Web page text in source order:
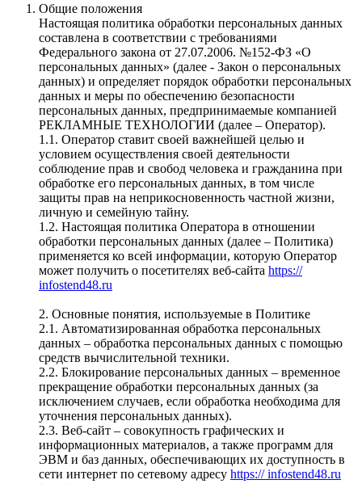
Общие положения
Настоящая политика обработки персональных данных
составлена в соответствии с требованиями
Федерального закона от 27.07.2006. №152-ФЗ «О
персональных данных» (далее - Закон о персональных
данных) и определяет порядок обработки персональных
данных и меры по обеспечению безопасности
персональных данных, предпринимаемые компанией
РЕКЛАМНЫЕ ТЕХНОЛОГИИ (далее – Оператор).
1.1. Оператор ставит своей важнейшей целью и
условием осуществления своей деятельности
соблюдение прав и свобод человека и гражданина при
обработке его персональных данных, в том числе
защиты прав на неприкосновенность частной жизни,
личную и семейную тайну.
1.2. Настоящая политика Оператора в отношении
обработки персональных данных (далее – Политика)
применяется ко всей информации, которую Оператор
может получить о посетителях веб-сайта https://
infostend48.ru
2. Основные понятия, используемые в Политике
2.1. Автоматизированная обработка персональных
данных – обработка персональных данных с помощью
средств вычислительной техники.
2.2. Блокирование персональных данных – временное
прекращение обработки персональных данных (за
исключением случаев, если обработка необходима для
уточнения персональных данных).
2.3. Веб-сайт – совокупность графических и
информационных материалов, а также программ для
ЭВМ и баз данных, обеспечивающих их доступность в
сети интернет по сетевому адресу https:// infostend48.ru